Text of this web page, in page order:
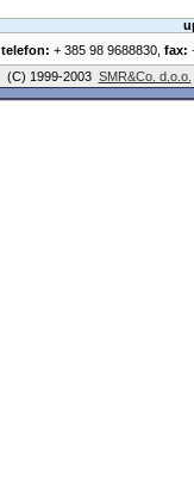
telefon: + 385 98 9688830, fax:
(C) 1999-2003 SMR&Co. d.o.o.